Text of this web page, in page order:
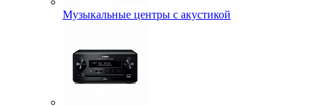
Музыкальные центры с акустикой